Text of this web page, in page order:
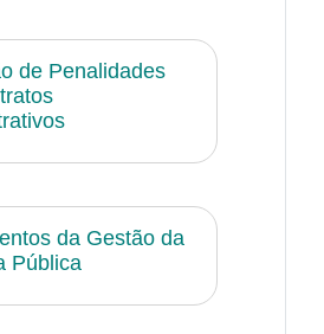
de Penalidades
da Gestão da
Pública